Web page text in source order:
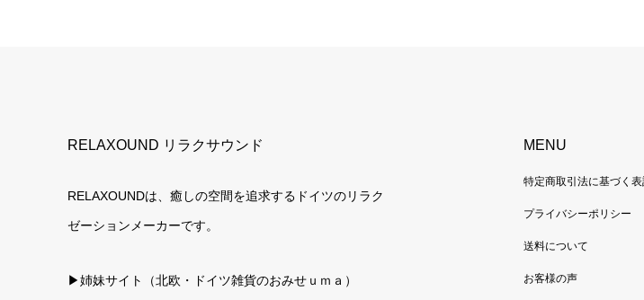
RELAXOUND リラクサウンド
RELAXOUNDは、癒しの空間を追求するドイツのリラク
ゼーションメーカーです。
▶姉妹サイト（北欧・ドイツ雑貨のおみせｕｍａ）
MENU
特定商取引法に基づく
プライバシーポリシー
送料について
お客様の声